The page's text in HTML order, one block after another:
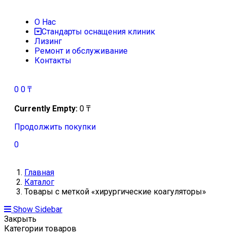
О Нас
Стандарты оснащения клиник
Лизинг
Ремонт и обслуживание
Контакты
0 0 ₸
Currently Empty: 0 ₸
Продолжить покупки
0
Главная
Каталог
Товары с меткой «хирургические коагуляторы»
Show Sidebar
Закрыть
Категории товаров